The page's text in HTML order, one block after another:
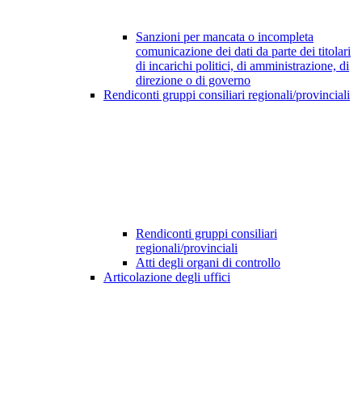
Sanzioni per mancata o incompleta
comunicazione dei dati da parte dei titolari
di incarichi politici, di amministrazione, di
direzione o di governo
Rendiconti gruppi consiliari regionali/provinciali
Rendiconti gruppi consiliari
regionali/provinciali
Atti degli organi di controllo
Articolazione degli uffici